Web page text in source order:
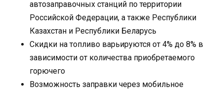
автозаправочных станций по территории
Российской Федерации, а также Республики
Казахстан и Республики Беларусь
Скидки на топливо варьируются от 4% до 8% в
зависимости от количества приобретаемого
горючего
Возможность заправки через мобильное